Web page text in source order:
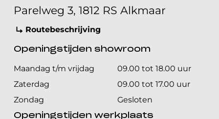
Parelweg 3, 1812 RS Alkmaar
Routebeschrijving
Openingstijden showroom
Maandag t/m vrijdag
09.00 tot 18.00 uur
Zaterdag
09.00 tot 17.00 uur
Zondag
Gesloten
Openingstijden werkplaats